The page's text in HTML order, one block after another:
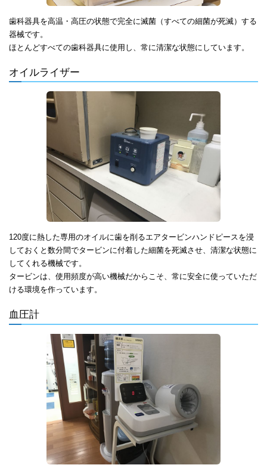
歯科器具を高温・高圧の状態で完全に滅菌（すべての細菌が死滅）する
器械です。
ほとんどすべての歯科器具に使用し、常に清潔な状態にしています。
オイルライザー
120度に熱した専用のオイルに歯を削るエアタービンハンドピースを浸
しておくと数分間でタービンに付着した細菌を死滅させ、清潔な状態に
してくれる機械です。
タービンは、使用頻度が高い機械だからこそ、常に安全に使っていただ
ける環境を作っています。
血圧計